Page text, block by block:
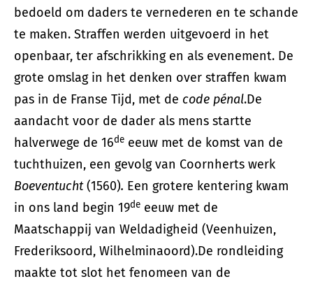
bedoeld om daders te vernederen en te schande
te maken. Straffen werden uitgevoerd in het
openbaar, ter afschrikking en als evenement. De
grote omslag in het denken over straffen kwam
pas in de Franse Tijd, met de code pénal.De
aandacht voor de dader als mens startte
halverwege de 16de eeuw met de komst van de
tuchthuizen, een gevolg van Coornherts werk
Boeventucht(1560). Een grotere kentering kwam
in ons land begin 19de eeuw met de
Maatschappij van Weldadigheid (Veenhuizen,
Frederiksoord, Wilhelminaoord).De rondleiding
maakte tot slot het fenomeen van de